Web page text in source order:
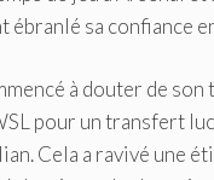
ébranlé sa confiance
à douter de son
pour un transfert
Cela a ravivé une